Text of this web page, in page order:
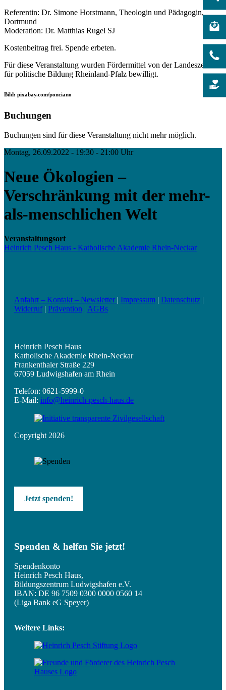
Referentin: Dr. Simone Horstmann, Theologin und Pädagogin,
Dortmund
Moderation: Dr. Matthias Rugel SJ
Kostenbeitrag frei. Spende erbeten.
Für diese Veranstaltung wurden Fördermittel von der Landeszentrale
für politische Bildung Rheinland-Pfalz bewilligt.
Bild: pixabay.com/ponciano
Buchungen
Buchungen sind für diese Veranstaltung nicht mehr möglich.
Montag, 26.09.2022 - 19:30 - 21:00 Uhr
Neue Ökologien –
Verschränkung mit der mehr-
als-menschlichen Welt
Veranstaltungsort
Heinrich Pesch Haus - Katholische Akademie Rhein-Neckar
Anfahrt – Kontakt – Newsletter | Impressum | Datenschutz |
Widerruf| Prävention | AGBs
Heinrich Pesch Haus
Katholische Akademie Rhein-Neckar
Frankenthaler Straße 229
67059 Ludwigshafen am Rhein
Telefon: 0621-5999-0
E-Mail: info@heinrich-pesch-haus.de
Copyright 2026
Jetzt spenden!
Spenden & helfen Sie jetzt!
Spendenkonto
Heinrich Pesch Haus,
Bildungszentrum Ludwigshafen e.V.
IBAN: DE 96 7509 0300 0000 0560 14
(Liga Bank eG Speyer)
Weitere Links: